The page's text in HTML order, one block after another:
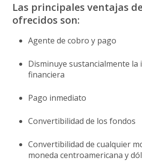
Las principales ventajas
ofrecidos son:
Agente de cobro y pago
Disminuye sustancialmente la
financiera
Pago inmediato
Convertibilidad de los fondos
Convertibilidad de cualquier
moneda centroamericana y